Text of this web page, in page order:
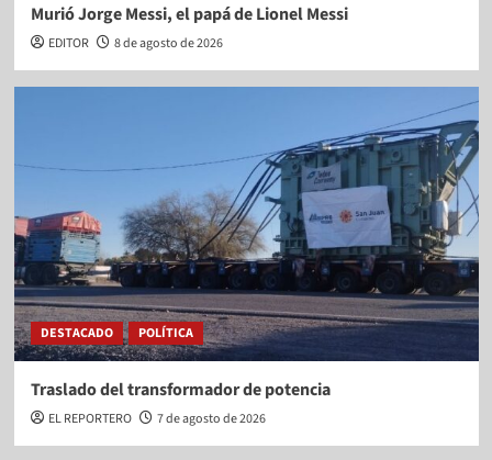
Murió Jorge Messi, el papá de Lionel Messi
EDITOR 8 de agosto de 2026
DESTACADO POLÍTICA
Traslado del transformador de potencia
EL REPORTERO 7 de agosto de 2026